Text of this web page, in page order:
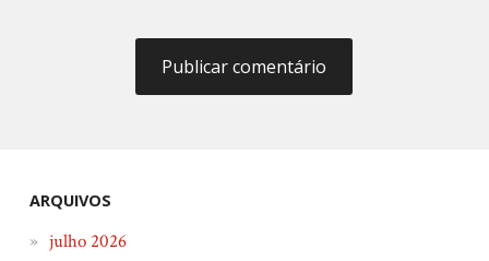
ARQUIVOS
julho 2026